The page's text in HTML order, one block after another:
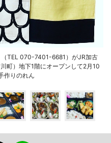
（TEL 070-7401-6681）がJR加古
町）地下1階にオープンして2月10
作りのれん